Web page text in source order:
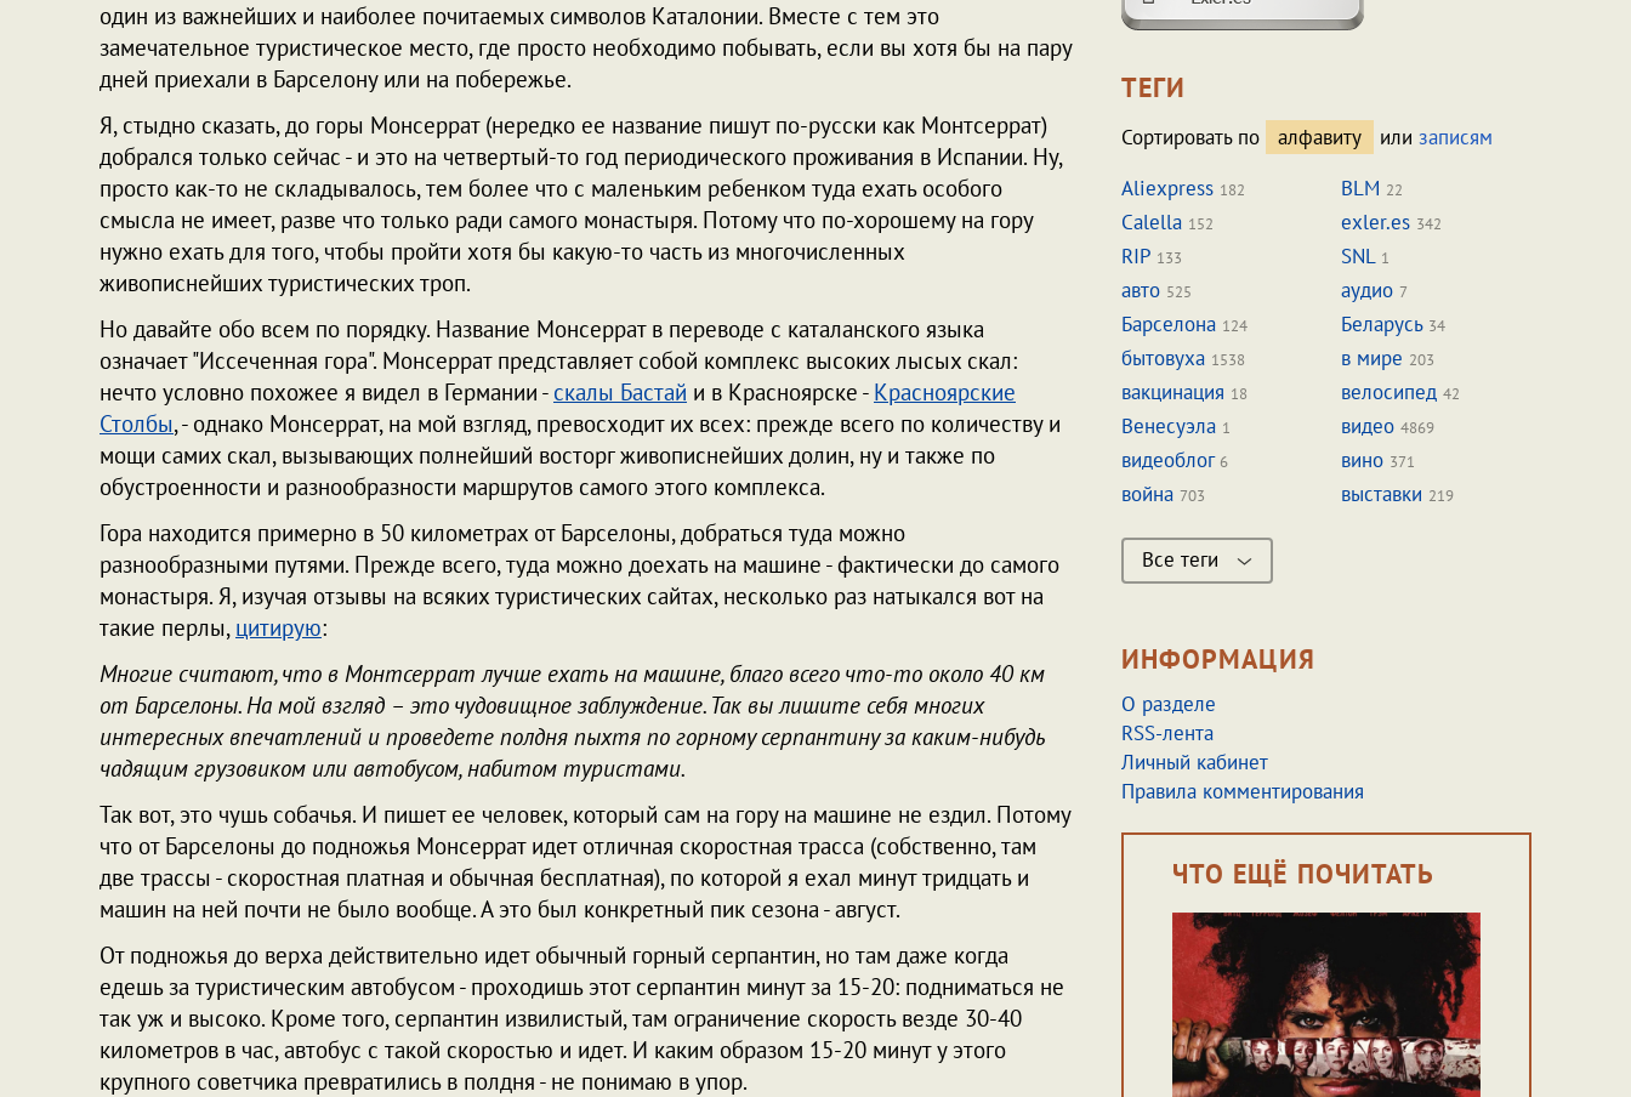
один из важнейших и наиболее почитаемых символов Каталонии. Вместе с тем это
замечательное туристическое место, где просто необходимо побывать, если вы хотя бы на пару
дней приехали в Барселону или на побережье.
Я, стыдно сказать, до горы Монсеррат (нередко ее название пишут по-русски как Монтсеррат)
добрался только сейчас - и это на четвертый-то год периодического проживания в Испании. Ну,
просто как-то не складывалось, тем более что с маленьким ребенком туда ехать особого
смысла не имеет, разве что только ради самого монастыря. Потому что по-хорошему на гору
нужно ехать для того, чтобы пройти хотя бы какую-то часть из многочисленных
живописнейших туристических троп.
Но давайте обо всем по порядку. Название Монсеррат в переводе с каталанского языка
означает "Иссеченная гора". Монсеррат представляет собой комплекс высоких лысых скал:
нечто условно похожее я видел в Германии - скалы Бастай и в Красноярске - Красноярские
Столбы, - однако Монсеррат, на мой взгляд, превосходит их всех: прежде всего по количеству и
мощи самих скал, вызывающих полнейший восторг живописнейших долин, ну и также по
обустроенности и разнообразности маршрутов самого этого комплекса.
Гора находится примерно в 50 километрах от Барселоны, добраться туда можно
разнообразными путями. Прежде всего, туда можно доехать на машине - фактически до самого
монастыря. Я, изучая отзывы на всяких туристических сайтах, несколько раз натыкался вот на
такие перлы, цитирую:
Многие считают, что в Монтсеррат лучше ехать на машине, благо всего что-то около 40 км
от Барселоны. На мой взгляд – это чудовищное заблуждение. Так вы лишите себя многих
интересных впечатлений и проведете полдня пыхтя по горному серпантину за каким-нибудь
чадящим грузовиком или автобусом, набитом туристами.
Так вот, это чушь собачья. И пишет ее человек, который сам на гору на машине не ездил. Потому
что от Барселоны до подножья Монсеррат идет отличная скоростная трасса (собственно, там
две трассы - скоростная платная и обычная бесплатная), по которой я ехал минут тридцать и
машин на ней почти не было вообще. А это был конкретный пик сезона - август.
От подножья до верха действительно идет обычный горный серпантин, но там даже когда
едешь за туристическим автобусом - проходишь этот серпантин минут за 15-20: подниматься не
так уж и высоко. Кроме того, серпантин извилистый, там ограничение скорость везде 30-40
километров в час, автобус с такой скоростью и идет. И каким образом 15-20 минут у этого
крупного советчика превратились в полдня - не понимаю в упор.
ТЕГИ
Сортировать по алфавиту или записям
Aliexpress 182 BLM 22
Calella 152 exler.es 342
RIP 133 SNL 1
авто 525 аудио 7
Барселона 124 Беларусь 34
бытовуха 1538 в мире 203
вакцинация 18 велосипед 42
Венесуэла 1 видео 4869
видеоблог 6 вино 371
война 703 выставки 219
Все теги
ИНФОРМАЦИЯ
О разделе
RSS-лента
Личный кабинет
Правила комментирования
ЧТО ЕЩЁ ПОЧИТАТЬ